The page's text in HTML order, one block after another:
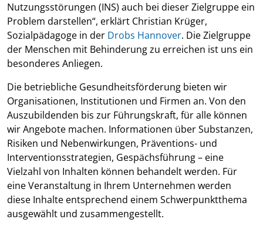
Nutzungsstörungen (INS) auch bei dieser Zielgruppe ein
Problem darstellen“, erklärt Christian Krüger,
Sozialpädagoge in der Drobs Hannover. Die Zielgruppe
der Menschen mit Behinderung zu erreichen ist uns ein
besonderes Anliegen.
Die betriebliche Gesundheitsförderung bieten wir
Organisationen, Institutionen und Firmen an. Von den
Auszubildenden bis zur Führungskraft, für alle können
wir Angebote machen. Informationen über Substanzen,
Risiken und Nebenwirkungen, Präventions- und
Interventionsstrategien, Gespächsführung – eine
Vielzahl von Inhalten können behandelt werden. Für
eine Veranstaltung in Ihrem Unternehmen werden
diese Inhalte entsprechend einem Schwerpunktthema
ausgewählt und zusammengestellt.